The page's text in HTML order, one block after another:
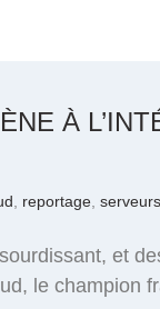
À
reportage serveurs
et
le champion